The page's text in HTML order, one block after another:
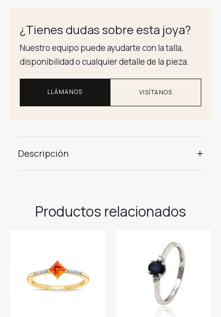
¿Tienes dudas sobre esta joya?
Nuestro equipo puede ayudarte con la talla,
disponibilidad o cualquier detalle de la pieza.
LLÁMANOS VISÍTANOS
Descripción +
Productos relacionados